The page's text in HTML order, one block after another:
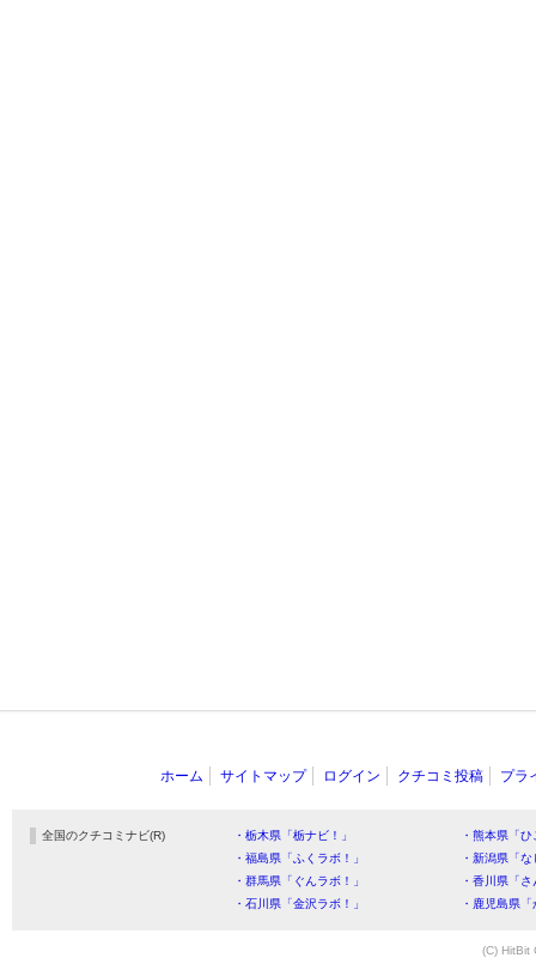
ホーム サイトマップ ログイン クチコミ投稿 プラ
全国のクチコミナビ(R) ・栃木県「栃ナビ！」
・熊本県「
・福島県「ふくラボ！」
・新潟県「
・群馬県「ぐんラボ！」
・香川県「
・石川県「金沢ラボ！」
・鹿児島県
(C) HitBit